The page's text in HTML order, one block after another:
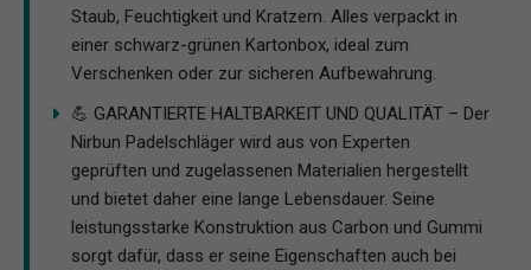
Staub, Feuchtigkeit und Kratzern. Alles verpackt in
einer schwarz-grünen Kartonbox, ideal zum
Verschenken oder zur sicheren Aufbewahrung.
💪 GARANTIERTE HALTBARKEIT UND QUALITÄT – Der
Nirbun Padelschläger wird aus von Experten
geprüften und zugelassenen Materialien hergestellt
und bietet daher eine lange Lebensdauer. Seine
leistungsstarke Konstruktion aus Carbon und Gummi
sorgt dafür, dass er seine Eigenschaften auch bei